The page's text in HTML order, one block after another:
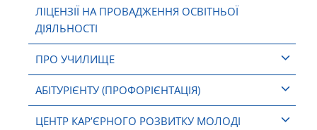
ЛІЦЕНЗІЇ НА ПРОВАДЖЕННЯ ОСВІТНЬОЇ
ДІЯЛЬНОСТІ
ПРО УЧИЛИЩЕ
АБІТУРІЄНТУ (ПРОФОРІЄНТАЦІЯ)
ЦЕНТР КАР’ЄРНОГО РОЗВИТКУ МОЛОДІ